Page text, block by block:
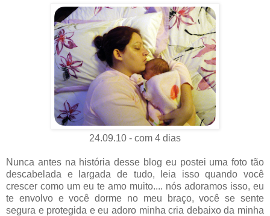
24.09.10 - com 4 dias
Nunca antes na história desse blog eu postei uma foto tão
descabelada e largada de tudo, leia isso quando você
crescer como um eu te amo muito.... nós adoramos isso, eu
te envolvo e você dorme no meu braço, você se sente
segura e protegida e eu adoro minha cria debaixo da minha